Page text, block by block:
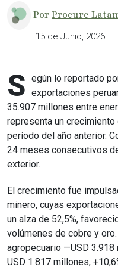
PorProcure
15 de Junio, 2026
S egún lo reportado
exportaciones
35.907 millones entre
representa un
período del año anterior.
24 meses consecutivos
exterior.
El crecimiento fue
minero, cuyas
un alza de 52,5%,
volúmenes de cobre y
agropecuario —USD
USD 1.817 millones,